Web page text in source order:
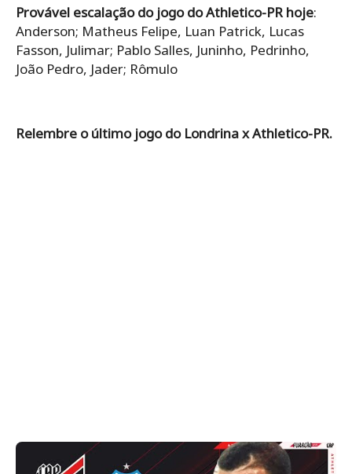
Provável escalação do jogo do Athletico-PR hoje:
Anderson; Matheus Felipe, Luan Patrick, Lucas
Fasson, Julimar; Pablo Salles, Juninho, Pedrinho,
João Pedro, Jader; Rômulo
Relembre o último jogo do Londrina x Athletico-PR.